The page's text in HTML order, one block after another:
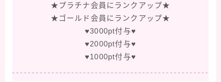
★プラチナ会員にランクアップ★
★ゴールド会員にランクアップ★
♥3000pt付与♥
♥2000pt付与♥
♥1000pt付与♥